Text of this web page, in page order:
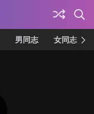
男同志 女同志